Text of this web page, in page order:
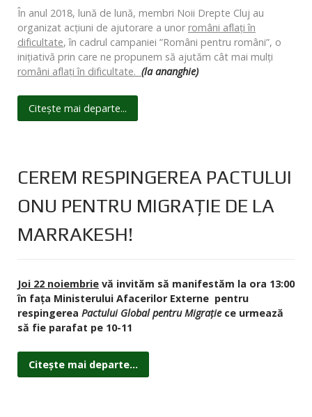
În anul 2018, lună de lună, membri Noii Drepte Cluj au
organizat acțiuni de ajutorare a unorromâni aflațiîn
dificultate, în cadrul campaniei ”Români pentru români”, o
inițiativă prin care ne propunem să ajutăm cât mai mulți
români aflațiîn dificultate. (la ananghie)
Citește mai departe...
CEREM RESPINGEREA PACTULUI
ONU PENTRU MIGRAȚIE DE LA
MARRAKESH!
Joi 22 noiembrie vă invităm să manifestăm la ora 13:00
în fața Ministerului Afacerilor Externe pentru
respingerea Pactului Global pentru Migrațiece urmează
să fie parafat pe 10-11
Citește mai departe...